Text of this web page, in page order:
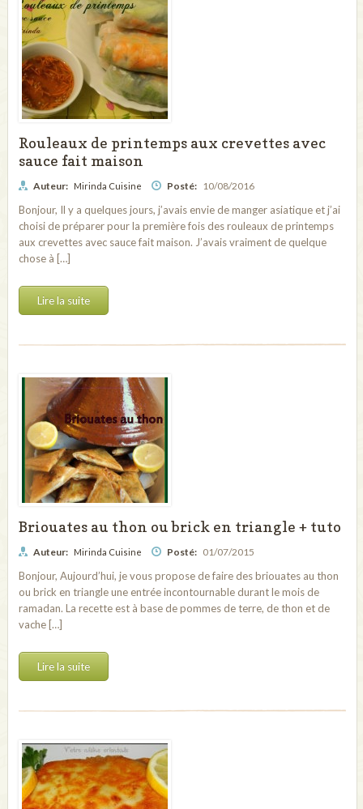
Rouleaux de printemps aux crevettes avec
sauce fait maison
Auteur: Mirinda Cuisine Posté: 10/08/2016
Bonjour, Il y a quelques jours, j’avais envie de manger asiatique et j’ai
choisi de préparer pour la première fois des rouleaux de printemps
aux crevettes avec sauce fait maison. J’avais vraiment de quelque
chose à […]
Lire la suite
Briouates au thon ou brick en triangle + tuto
Auteur: Mirinda Cuisine Posté: 01/07/2015
Bonjour, Aujourd’hui, je vous propose de faire des briouates au thon
ou brick en triangle une entrée incontournable durant le mois de
ramadan. La recette est à base de pommes de terre, de thon et de
vache […]
Lire la suite